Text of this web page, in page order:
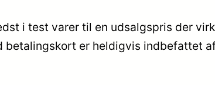
i test varer til en udsalgspris der
er heldigvis indbefattet